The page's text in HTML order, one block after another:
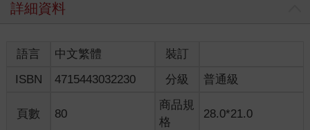
詳細資料
語言 中文繁體
裝訂
ISBN
4715443032230 分級 普通級
頁數 80
商品規
格
28.0*21.0